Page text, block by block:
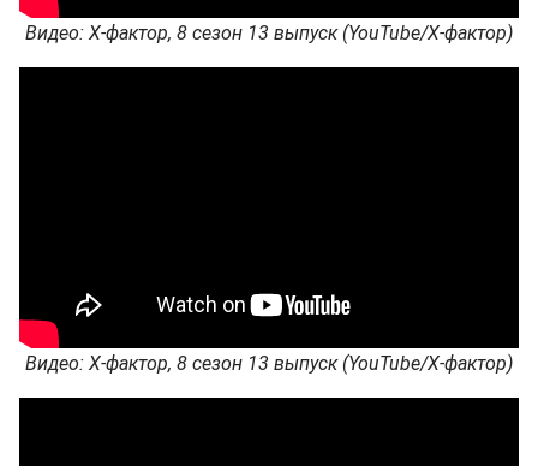
Видео: Х-фактор, 8 сезон 13 выпуск (YouTube/Х-фактор)
Видео: Х-фактор, 8 сезон 13 выпуск (YouTube/Х-фактор)